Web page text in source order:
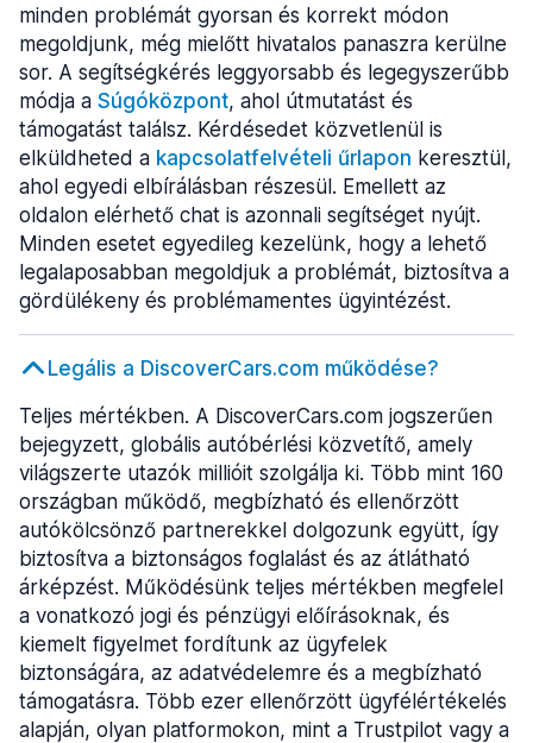
minden problémát gyorsan és korrekt módon
megoldjunk, még mielőtt hivatalos panaszra kerülne
sor. A segítségkérés leggyorsabb és legegyszerűbb
módja a Súgóközpont, ahol útmutatást és
támogatást találsz. Kérdésedet közvetlenül is
elküldheted a kapcsolatfelvételi űrlapon keresztül,
ahol egyedi elbírálásban részesül. Emellett az
oldalon elérhető chat is azonnali segítséget nyújt.
Minden esetet egyedileg kezelünk, hogy a lehető
legalaposabban megoldjuk a problémát, biztosítva a
gördülékeny és problémamentes ügyintézést.
Legális a DiscoverCars.com működése?
Teljes mértékben. A DiscoverCars.com jogszerűen
bejegyzett, globális autóbérlési közvetítő, amely
világszerte utazók millióit szolgálja ki. Több mint 160
országban működő, megbízható és ellenőrzött
autókölcsönző partnerekkel dolgozunk együtt, így
biztosítva a biztonságos foglalást és az átlátható
árképzést. Működésünk teljes mértékben megfelel
a vonatkozó jogi és pénzügyi előírásoknak, és
kiemelt figyelmet fordítunk az ügyfelek
biztonságára, az adatvédelemre és a megbízható
támogatásra. Több ezer ellenőrzött ügyfélértékelés
alapján, olyan platformokon, mint a Trustpilot vagy a